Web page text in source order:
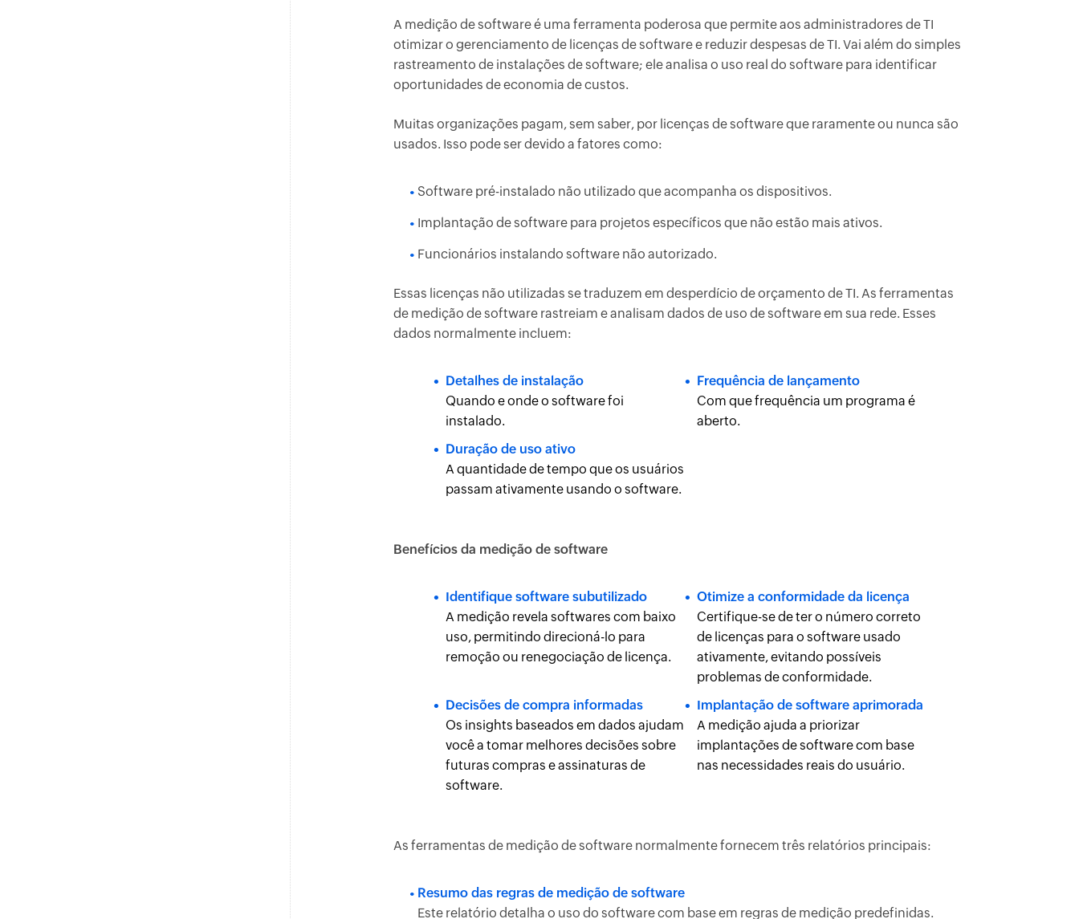
A medição de software é uma ferramenta poderosa que permite aos administradores de TI
otimizar o gerenciamento de licenças de software e reduzir despesas de TI. Vai além do simples
rastreamento de instalações de software; ele analisa o uso real do software para identificar
oportunidades de economia de custos.
Muitas organizações pagam, sem saber, por licenças de software que raramente ou nunca são
usados. Isso pode ser devido a fatores como:
Software pré-instalado não utilizado que acompanha os dispositivos.
Implantação de software para projetos específicos que não estão mais ativos.
Funcionários instalando software não autorizado.
Essas licenças não utilizadas se traduzem em desperdício de orçamento de TI. As ferramentas
de medição de software rastreiam e analisam dados de uso de software em sua rede. Esses
dados normalmente incluem:
Detalhes de instalação
Quando e onde o software foi
instalado.
Frequência de lançamento
Com que frequência um programa é
aberto.
Duração de uso ativo
A quantidade de tempo que os usuários
passam ativamente usando o software.
Benefícios da medição de software
Identifique software subutilizado
A medição revela softwares com baixo
uso, permitindo direcioná-lo para
remoção ou renegociação de licença.
Otimize a conformidade da licença
Certifique-se de ter o número correto
de licenças para o software usado
ativamente, evitando possíveis
problemas de conformidade.
Decisões de compra informadas
Os insights baseados em dados ajudam
você a tomar melhores decisões sobre
futuras compras e assinaturas de
software.
Implantação de software aprimorada
A medição ajuda a priorizar
implantações de software com base
nas necessidades reais do usuário.
As ferramentas de medição de software normalmente fornecem três relatórios principais:
Resumo das regras de medição de software
Este relatório detalha o uso do software com base em regras de medição predefinidas.